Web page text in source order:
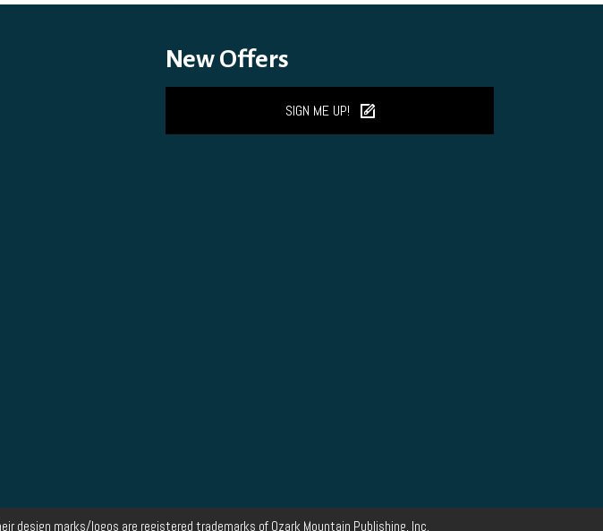
New Offers
SIGN ME UP!
design marks/logos are registered trademarks of Ozark Mountain Publishing, Inc.